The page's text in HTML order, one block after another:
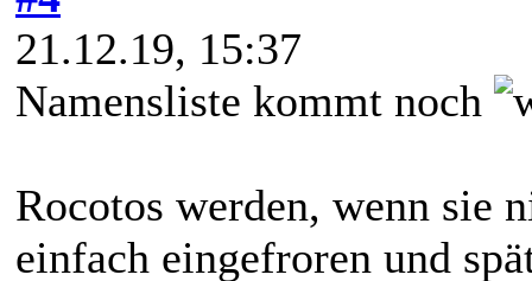
21.12.19, 15:37
Namensliste kommt noch
Rocotos werden, wenn sie
einfach eingefroren und